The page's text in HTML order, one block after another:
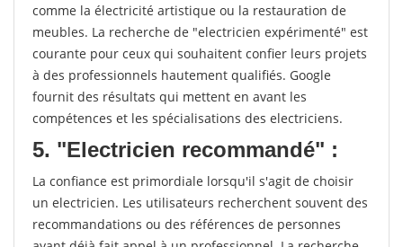
comme la électricité artistique ou la restauration de
meubles. La recherche de "electricien expérimenté" est
courante pour ceux qui souhaitent confier leurs projets
à des professionnels hautement qualifiés. Google
fournit des résultats qui mettent en avant les
compétences et les spécialisations des electriciens.
5. "Electricien recommandé" :
La confiance est primordiale lorsqu'il s'agit de choisir
un electricien. Les utilisateurs recherchent souvent des
recommandations ou des références de personnes